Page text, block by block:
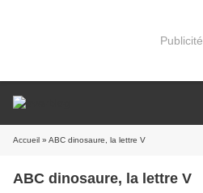
Publicité
Accueil » ABC dinosaure, la lettre V
ABC dinosaure, la lettre V